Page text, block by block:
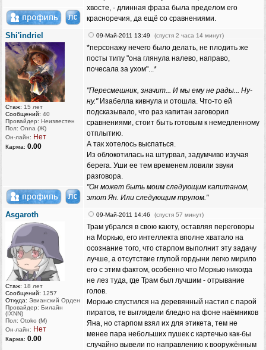
хвосте, - длинная фраза была пределом его
красноречия, да ещё со сравнениями.
Shi'indriel
Стаж: 15 лет
Сообщений: 40
Провайдер: Неизвестен
Пол: Onna (Ж)
Он-лайн: Нет
Карма: 0.00
09-Май-2011 13:49 (спустя 2 часа 14 минут)
*персонажу нечего было делать, не плодить же
посты типу "она глянула налево, направо,
почесала за ухом"...*
"Пересмешник, значит... И мы ему не рады... Ну-
ну."Изабелла кивнула и отошла. Что-то ей
подсказывало, что раз капитан заговорил
сравнениями, стоит быть готовым к немедленному
отплытию.
А так хотелось выспаться.
Из облокотилась на штурвал, задумчиво изучая
берега. Уши ее тем временем ловили звуки
разговора.
"Он может быть моим следующим капитаном,
этот Ян. Или следующим трупом."
Asgaroth
Стаж: 18 лет
Сообщений: 1257
Откуда: Эвианский Орден
Провайдер: Билайн
(IXNN)
Пол: Otoko (M)
Он-лайн: Нет
Карма: 0.00
09-Май-2011 14:46 (спустя 57 минут)
Трам убрался в свою каюту, оставляя переговоры
на Моркью, его интеллекта вполне хватало на
осознание того, что старпом выполнит эту задачу
лучше, а отсутствие глупой гордыни легко мирило
его с этим фактом, особенно что Моркью никогда
не лез туда, где Трам был лучшим - отрывание
голов.
Моркью спустился на деревянный настил с парой
пиратов, те выглядели бледно на фоне наёмников
Яна, но старпом взял их для этикета, тем не
менее пара небольших пушек с картечью как-бы
случайно вывели по направлению к вооружённым